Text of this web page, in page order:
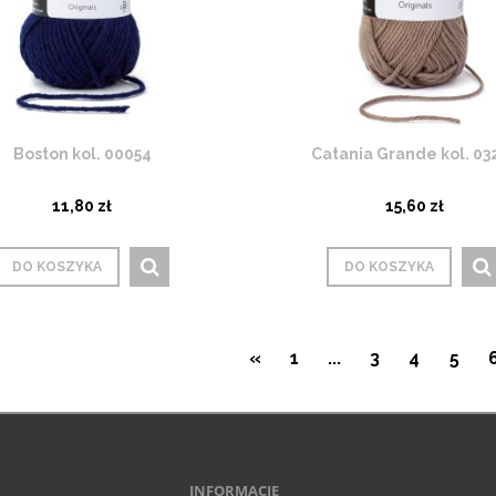
Boston kol. 00054
11,80 zł
DO KOSZYKA
Catania Grande kol.
15,60 zł
DO KOSZYKA
« 1 ... 3 4 5
INFORMACJE